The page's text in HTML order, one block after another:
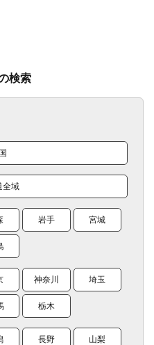
検索
全域
岩手 宮城
神奈川 埼玉
栃木
長野 山梨